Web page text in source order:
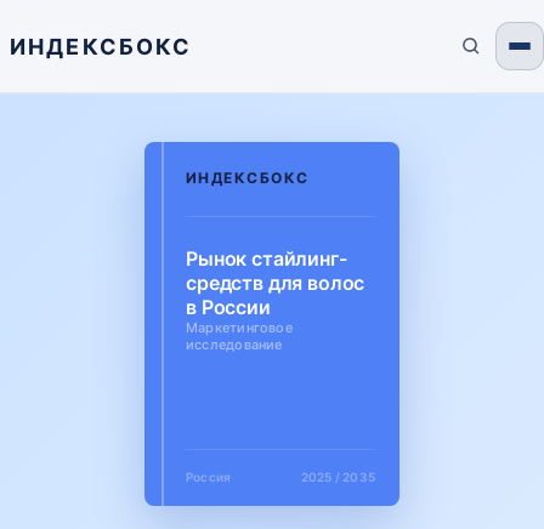
ИНДЕКСБОКС
ИНДЕКСБОКС
Рынок стайлинг-
средств для волос
в России
Маркетинговое
исследование
Россия 2025 / 2035